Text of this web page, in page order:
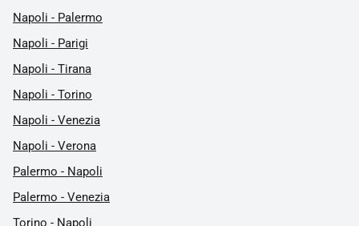
Napoli - Palermo
Napoli - Parigi
Napoli - Tirana
Napoli - Torino
Napoli - Venezia
Napoli - Verona
Palermo - Napoli
Palermo - Venezia
Torino - Napoli